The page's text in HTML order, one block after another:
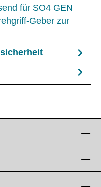
für SO4 GEN
Geber zur